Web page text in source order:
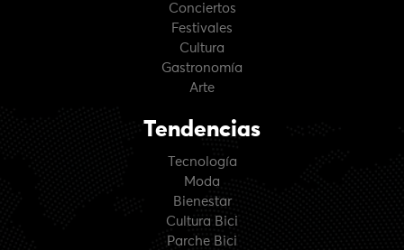
Conciertos
Festivales
Cultura
Gastronomía
Arte
Tendencias
Tecnología
Moda
Bienestar
Cultura Bici
Parche Bici